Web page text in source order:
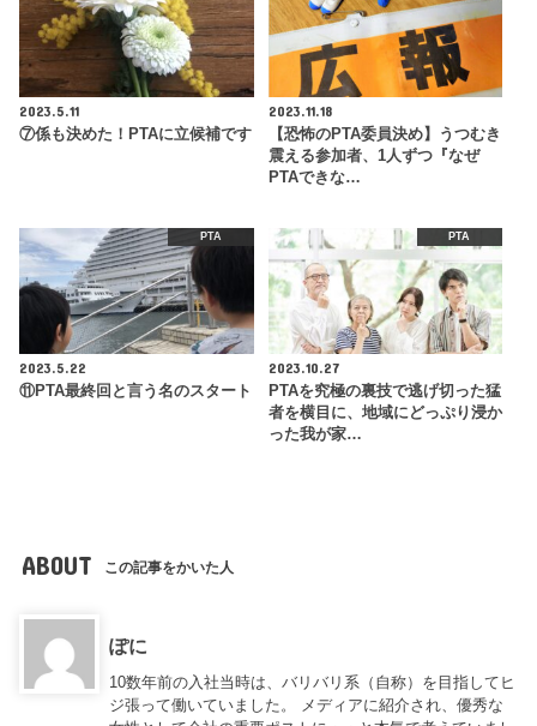
2023.5.11
⑦係も決めた！PTAに立候補です
2023.11.18
【恐怖のPTA委員決め】うつむき
震える参加者、1人ずつ『なぜ
PTAできな…
PTA
2023.5.22
⑪PTA最終回と言う名のスタート
PTA
2023.10.27
PTAを究極の裏技で逃げ切った猛
者を横目に、地域にどっぷり浸か
った我が家…
ABOUT この記事をかいた人
ぽに
10数年前の入社当時は、バリバリ系（自称）を目指してヒ
ジ張って働いていました。 メディアに紹介され、優秀な